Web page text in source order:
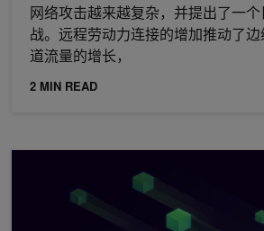
网络攻击越来越复杂，并提出了一
战。远程劳动力连接的增加推动了
道流量的增长，
2 MIN READ
为企业 AI 工作负载选择合适的存储